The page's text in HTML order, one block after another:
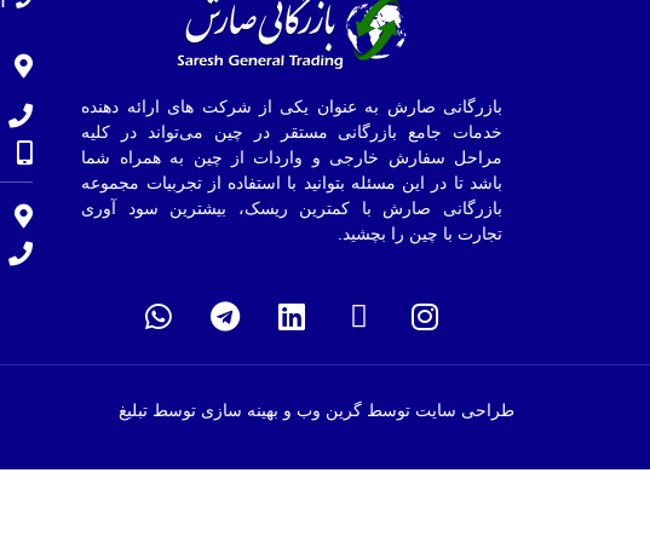
بازرگانی صارش به عنوان یکی از شرکت های ارائه دهنده
خدمات جامع بازرگانی مستقر در چین می‌تواند در کلیه
مراحل سفارش خارجی و واردات از چین به همراه شما
باشد تا در این مسئله بتوانید با استفاده از تجربیات مجموعه
بازرگانی صارش با کمترین ریسک، بیشترین سود آوری
تجارت با چین را بچشید.
طراحی سایت توسط گرین وب و بهینه سازی توسط تبلیغ